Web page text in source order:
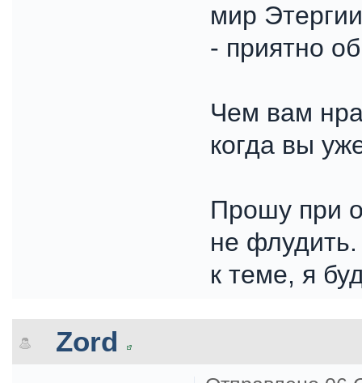
мир
- приятно
Чем вам
когда вы
Прошу при
не
к теме, я
Zord